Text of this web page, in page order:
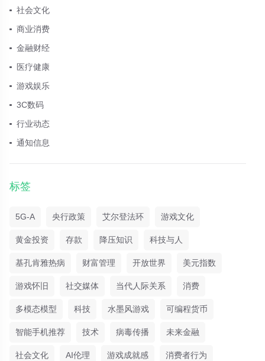
社会文化
商业消费
金融财经
医疗健康
游戏娱乐
3C数码
行业动态
通知信息
标签
5G-A 央行政策 艾尔登法环 游戏文化
黄金投资 存款 降压知识 科技与人
基孔肯雅热病 财富管理 开放世界 美元指数
游戏怀旧 社交媒体 当代人际关系 消费
多模态模型 科技 水墨风游戏 可编程货币
智能手机推荐 技术 病毒传播 未来金融
社会文化 AI伦理 游戏成就感 消费者行为